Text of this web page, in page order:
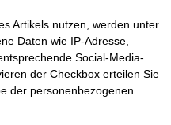
Artikels nutzen, werden unter
Daten wie IP-Adresse,
Social-Media-
der Checkbox erteilen Sie
der personenbezogenen